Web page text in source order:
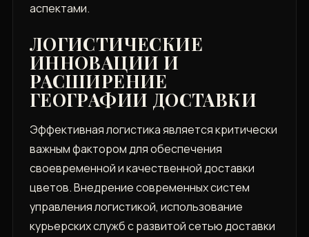
аспектами.
ЛОГИСТИЧЕСКИЕ
ИННОВАЦИИ И
РАСШИРЕНИЕ
ГЕОГРАФИИ ДОСТАВКИ
Эффективная логистика является критически
важным фактором для обеспечения
своевременной и качественной доставки
цветов. Внедрение современных систем
управления логистикой, использование
курьерских служб с развитой сетью доставки